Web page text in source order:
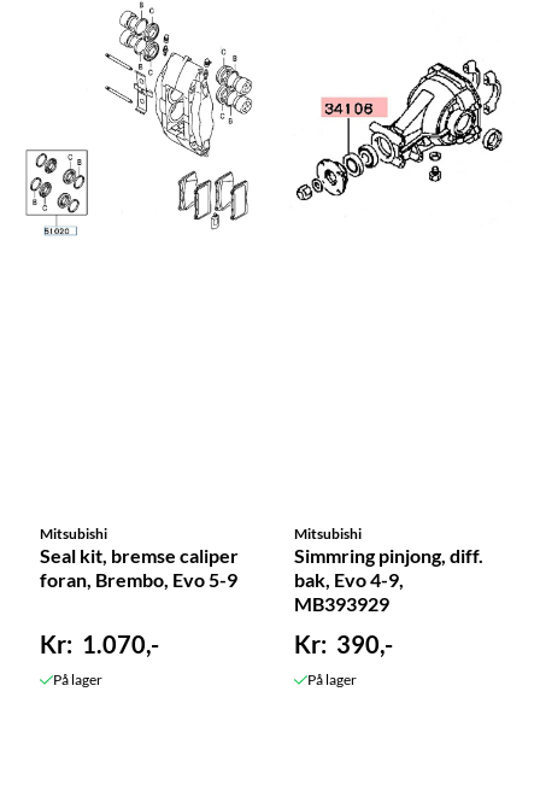
Mitsubishi
Seal kit, bremse caliper
foran, Brembo, Evo 5-9
1.070,-
På lager
Mitsubishi
Simmring pinjong, diff.
bak, Evo 4-9,
MB393929
390,-
På lager